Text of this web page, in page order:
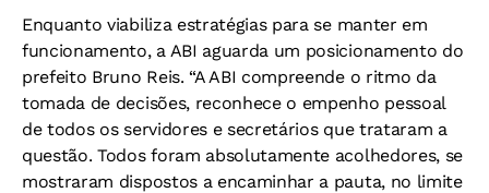
Enquanto viabiliza estratégias para se manter em
funcionamento, a ABI aguarda um posicionamento do
prefeito Bruno Reis. “A ABI compreende o ritmo da
tomada de decisões, reconhece o empenho pessoal
de todos os servidores e secretários que trataram a
questão. Todos foram absolutamente acolhedores, se
mostraram dispostos a encaminhar a pauta, no limite